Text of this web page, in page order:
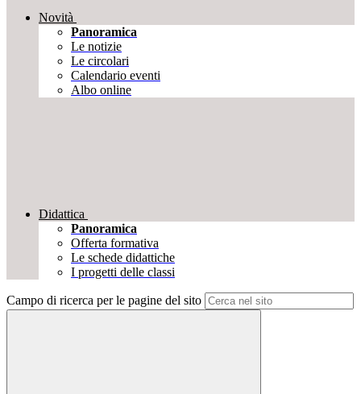
Novità
Panoramica
Le notizie
Le circolari
Calendario eventi
Albo online
Didattica
Panoramica
Offerta formativa
Le schede didattiche
I progetti delle classi
Campo di ricerca per le pagine del sito